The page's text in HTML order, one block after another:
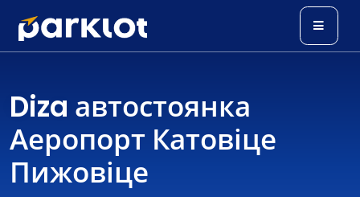
Diza автостоянка
Аеропорт Катовіце
Пижовіце